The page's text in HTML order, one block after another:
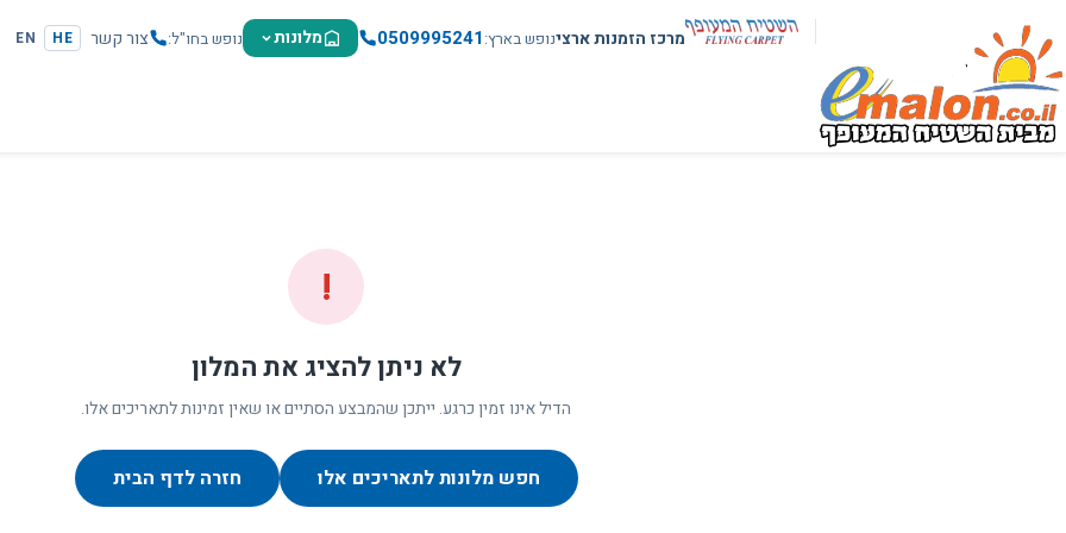
מרכז הזמנות ארצינופש בארץ 0509995241 מלונות נופש בחו"ל צור קשר HE
EN
!
לא ניתן להציג את המלון
הדיל אינו זמין כרגע. ייתכן שהמבצע הסתיים או שאין זמינות לתאריכים אלו.
חפש מלונות לתאריכים אלו חזרה לדף הבית